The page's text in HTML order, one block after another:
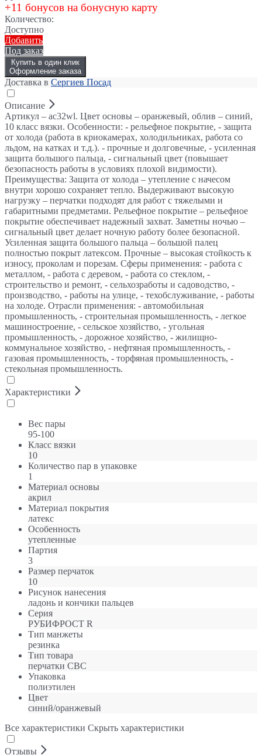
+11 бонусов на бонусную карту
Количество:
Доступно
Добавить
Под заказ
Купить в один клик
Оформление заказа
Доставка в Сергиев Посад
Описание
Артикул – ac32wl. Цвет основы – оранжевый, облив – синий,
10 класс вязки. Особенности: - рельефное покрытие, - защита
от холода (работа в криокамерах, холодильниках, работа со
льдом, на катках и т.д.). - прочные и долговечные, - усиленная
защита большого пальца, - сигнальный цвет (повышает
безопасность работы в условиях плохой видимости).
Преимущества: Защита от холода – утепление с начесом
внутри хорошо сохраняет тепло. Выдерживают высокую
нагрузку – перчатки подходят для работ с тяжелыми и
габаритными предметами. Рельефное покрытие – рельефное
покрытие обеспечивает надежный захват. Заметны ночью –
сигнальный цвет делает ночную работу более безопасной.
Усиленная защита большого пальца – большой палец
полностью покрыт латексом. Прочные – высокая стойкость к
износу, проколам и порезам. Сферы применения: - работа с
металлом, - работа с деревом, - работа со стеклом, -
строительство и ремонт, - сельхозработы и садоводство, -
производство, - работы на улице, - техобслуживание, - работы
на холоде. Отрасли применения: - автомобильная
промышленность, - строительная промышленность, - легкое
машиностроение, - сельское хозяйство, - угольная
промышленность, - дорожное хозяйство, - жилищно-
коммунальное хозяйство, - нефтяная промышленность, -
газовая промышленность, - торфяная промышленность, -
стекольная промышленность.
Характеристики
Вес пары
95-100
Класс вязки
10
Количество пар в упаковке
1
Материал основы
акрил
Материал покрытия
латекс
Особенность
утепленные
Партия
3
Размер перчаток
10
Рисунок нанесения
ладонь и кончики пальцев
Серия
РУБИФРОСТ R
Тип манжеты
резинка
Тип товара
перчатки СВС
Упаковка
полиэтилен
Цвет
синий/оранжевый
Все характеристики Скрыть характеристики
Отзывы